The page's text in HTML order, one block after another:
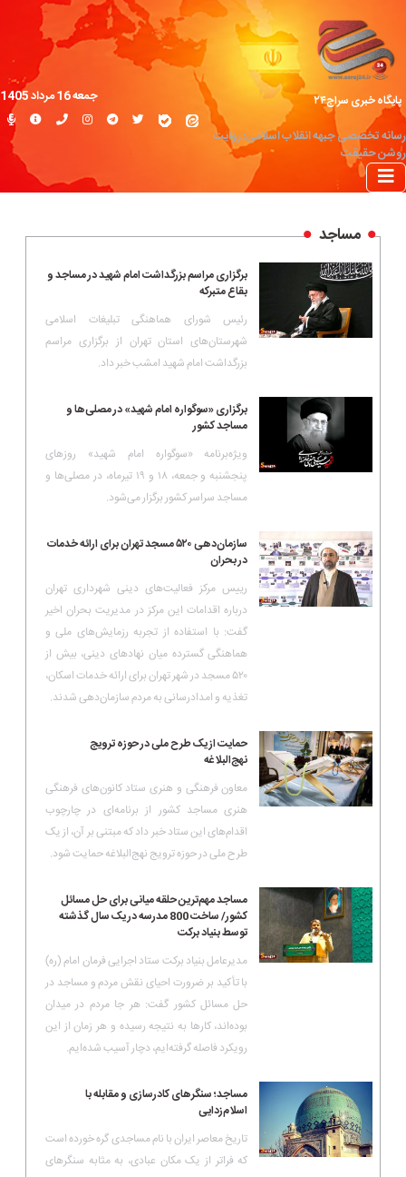
پایگاه خبری سراج۲۴
رسانه تخصصی جبهه انقلاب اسلامی؛ روایت
روشن حقیقت
جمعه 16 مرداد 1405
مساجد
برگزاری مراسم بزرگداشت امام شهید در مساجد و
بقاع متبرکه
رئیس شورای هماهنگی تبلیغات اسلامی
شهرستان‌های استان تهران از برگزاری مراسم
بزرگداشت امام شهید امشب خبر داد.
برگزاری «سوگواره امام شهید» در مصلی‌ها و
مساجد کشور
ویژه‌برنامه «سوگواره امام شهید» روزهای
پنجشنبه و جمعه، ۱۸ و ۱۹ تیرماه، در مصلی‌ها و
مساجد سراسر کشور برگزار می‌شود.
سازمان‌دهی ۵۲۰ مسجد تهران برای ارائه خدمات
در بحران
رییس مرکز فعالیت‌های دینی شهرداری تهران
درباره اقدامات این مرکز در مدیریت بحران اخیر
گفت: با استفاده از تجربه رزمایش‌های ملی و
هماهنگی گسترده میان نهادهای دینی، بیش از
۵۲۰ مسجد در شهر تهران برای ارائه خدمات اسکان،
تغذیه و امدادرسانی به مردم سازمان‌دهی شدند.
حمایت از یک طرح ملی در حوزه ترویج
نهج‌البلاغه
معاون فرهنگی و هنری ستاد کانون‌های فرهنگی
هنری مساجد کشور از برنامه‌ای در چارچوب
اقدام‌های این ستاد خبر داد که مبتنی بر آن، از یک
طرح ملی در حوزه ترویج نهج‌البلاغه حمایت شود.
مساجد مهم‌ترین حلقه میانی برای حل مسائل
کشور/ ساخت 800 مدرسه در یک سال گذشته
توسط بنیاد برکت
مدیرعامل بنیاد برکت ستاد اجرایی فرمان امام (ره)
با تأکید بر ضرورت احیای نقش مردم و مساجد در
حل مسائل کشور گفت: هر جا مردم در میدان
بوده‌اند، کارها به نتیجه رسیده و هر زمان از این
رویکرد فاصله گرفته‌ایم، دچار آسیب شده‌ایم.
مساجد؛ سنگرهای کادرسازی و مقابله با
اسلام‌زدایی
تاریخ معاصر ایران با نام مساجدی گره خورده است
که فراتر از یک مکان عبادی، به مثابه سنگرهای